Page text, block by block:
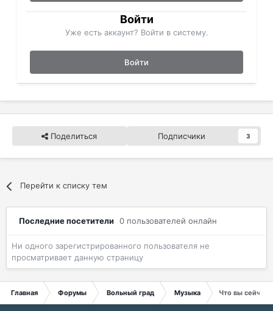
Войти
Уже есть аккаунт? Войти в систему.
Войти
Поделиться Подписчики 3
Перейти к списку тем
Последние посетители 0 пользователей онлайн
Ни одного зарегистрированного пользователя не
просматривает данную страницу
Главная Форумы Вольный град Музыка Что вы сейчас